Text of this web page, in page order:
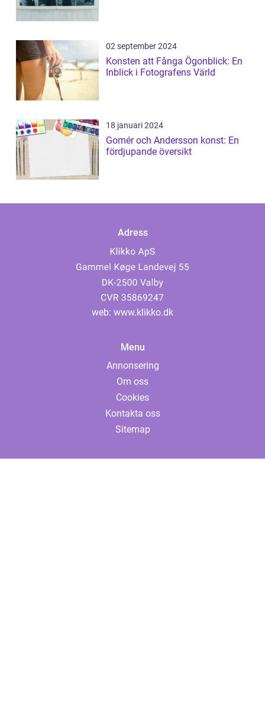
02 september 2024
Konsten att Fånga Ögonblick: En
Inblick i Fotografens Värld
18 januari 2024
Gomér och Andersson konst: En
fördjupande översikt
Adress
web: www.klikko.dk
Menu
Annonsering
Om oss
Cookies
Kontakta oss
Sitemap